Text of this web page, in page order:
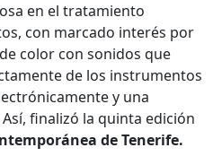
en el tratamiento
con marcado interés por
color con sonidos que
de los instrumentos
y una
finalizó la quinta edición
de Tenerife.